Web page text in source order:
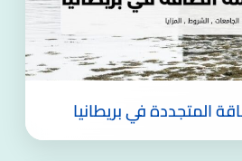
المتجددة في بريطانيا